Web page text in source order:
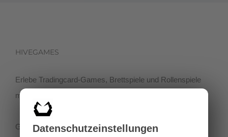
Datenschutz­einstellungen
HIVEGAMES
Erlebe Tradingcard-Games, Brettspiele und Rollenspiele
mit einer netten Community in der Klagenfurter Innenstadt!
Getreidegasse 3, 9020 Klagenfurt